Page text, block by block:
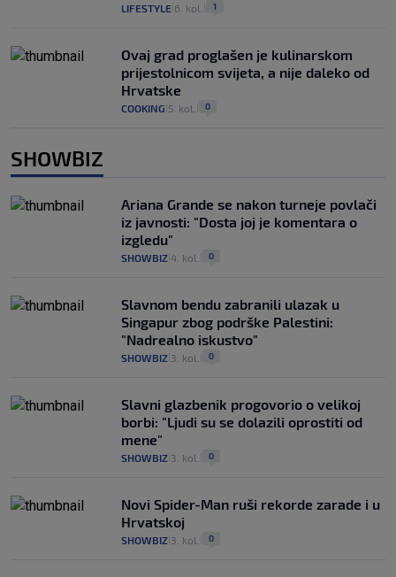
LIFESTYLE 6. kol. 1
Ovaj grad proglašen je kulinarskom
prijestolnicom svijeta, a nije daleko od
Hrvatske
COOKING 5. kol. 0
SHOWBIZ
Ariana Grande se nakon turneje povlači
iz javnosti: "Dosta joj je komentara o
izgledu"
SHOWBIZ 4. kol. 0
Slavnom bendu zabranili ulazak u
Singapur zbog podrške Palestini:
"Nadrealno iskustvo"
SHOWBIZ 3. kol. 0
Slavni glazbenik progovorio o velikoj
borbi: "Ljudi su se dolazili oprostiti od
mene"
SHOWBIZ 3. kol. 0
Novi Spider-Man ruši rekorde zarade i u
Hrvatskoj
SHOWBIZ 3. kol. 0